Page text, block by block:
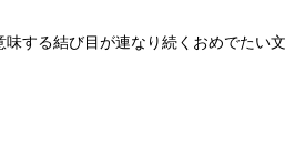
する結び目が連なり続くおめでたい文